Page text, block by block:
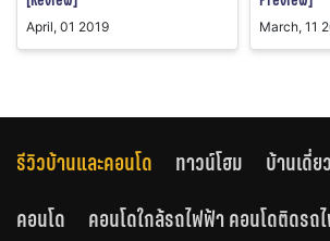
April, 01 2019 March, 11
รีวิวบ้านและคอนโด ทาวน์โฮม
บ้านเดี่
คอนโด
คอนโดใกล้รถไฟฟ้า คอนโดติดรถ